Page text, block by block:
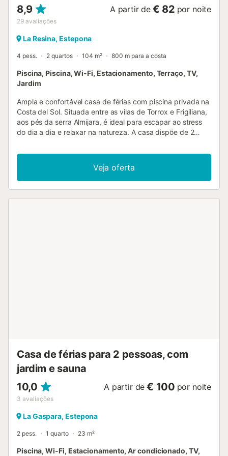
8,9
29 avaliações
A partir de € 82 por noite
La Resina, Estepona
4 pess. 2 quartos 104 m² 800 m para a costa
Piscina, Piscina, Wi-Fi, Estacionamento, Terraço, TV,
Jardim
Ampla e confortável casa de férias com piscina privada na
Costa del Sol. Situada entre as vilas de Torrox e Frigiliana,
aos pés da serra Almijara, é ideal para escapar ao stress
do dia a dia e relaxar na natureza. A casa dispõe de 2
equipada e uma sala de estar espaçosa. Possui ainda um
grande terraço, ao qual se acede a partir da sala por uma
escada. Tem acesso a uma piscina privada e a uma
churrasqueira, e há mobiliário de jardim suficiente para
Veja oferta
Casa de férias para 2 pessoas, com
jardim e sauna
10,0
3 avaliações
A partir de € 100 por noite
La Gaspara, Estepona
2 pess. 1 quarto 23 m²
Piscina, Wi-Fi, Estacionamento, Ar condicionado, TV,